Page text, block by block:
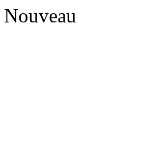
Nouveau